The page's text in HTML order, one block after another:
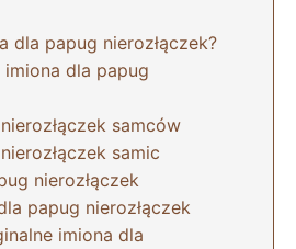
dla papug nierozłączek?
dla papug
samców
samic
nierozłączek
papug nierozłączek
imiona dla